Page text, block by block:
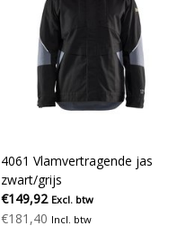
4061 Vlamvertragende jas
zwart/grijs
€149,92 Excl. btw
€181,40 Incl. btw